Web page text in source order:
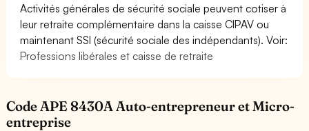
Activités générales de sécurité sociale peuvent cotiser à
leur retraite complémentaire dans la caisse CIPAV ou
maintenant SSI (sécurité sociale des indépendants). Voir:
Professions libérales et caisse de retraite
Code APE 8430A Auto-entrepreneur et Micro-
entreprise